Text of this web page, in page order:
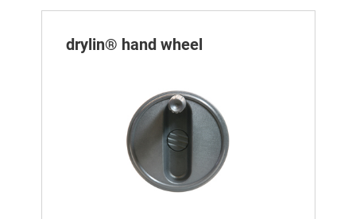
drylin® hand wheel